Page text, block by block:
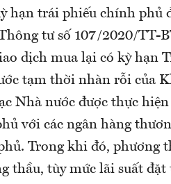
hạn trái phiếu chính phủ
tư số 107/2020/TT-
dịch mua lại có kỳ hạn
tạm thời nhàn rỗi của
Nhà nước được thực
với các ngân hàng
Trong khi đó, phương
thầu, tùy mức lãi suất